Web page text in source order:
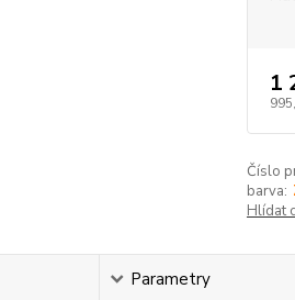
1
Číslo
barva:
Hlídat
Parametry